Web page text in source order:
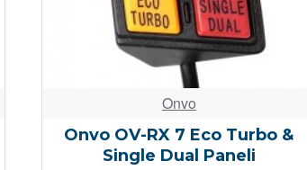
Onvo
Onvo OV-RX 7 Eco Turbo &
Single Dual Paneli